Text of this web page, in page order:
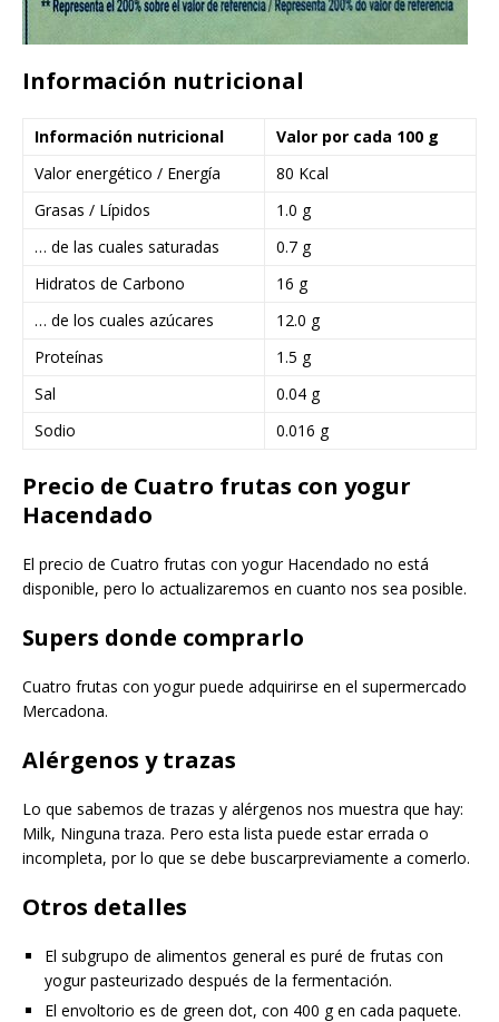
Información nutricional
Información nutricional
Valor por cada 100 g
Valor energético / Energía
80 Kcal
Grasas / Lípidos
1.0 g
… de las cuales saturadas
0.7 g
Hidratos de Carbono
16 g
… de los cuales azúcares
12.0 g
Proteínas
1.5 g
Sal
0.04 g
Sodio
0.016 g
Precio de Cuatro frutas con yogur
Hacendado
El precio de Cuatro frutas con yogur Hacendado no está
disponible, pero lo actualizaremos en cuanto nos sea posible.
Supers donde comprarlo
Cuatro frutas con yogur puede adquirirse en el supermercado
Mercadona.
Alérgenos y trazas
Lo que sabemos de trazas y alérgenos nos muestra que hay:
Milk, Ninguna traza. Pero esta lista puede estar errada o
incompleta, por lo que se debe buscarpreviamente a comerlo.
Otros detalles
El subgrupo de alimentos general es puré de frutas con
yogur pasteurizado después de la fermentación.
El envoltorio es de green dot, con 400 g en cada paquete.